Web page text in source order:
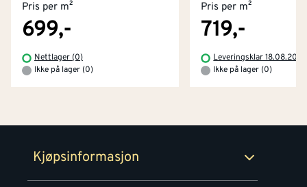
Pris per m²
699,-
Nettlager (0)
Ikke på lager (0)
Pris per m²
719,-
Leveringsklar 18.08.2026
Ikke på lager (0)
Kjøpsinformasjon
Kjøpsbetingelser
Betaling
Retur- og angrerettsskjema
Tjenester
Montér Klubb
Byggevarehus og åpningstider
Prismatch
Personvern